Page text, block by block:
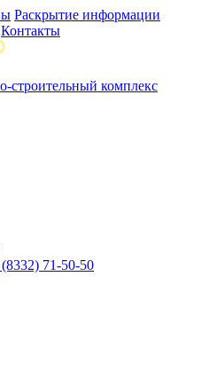
Раскрытие информации
Контакты
строительный комплекс
71-50-50